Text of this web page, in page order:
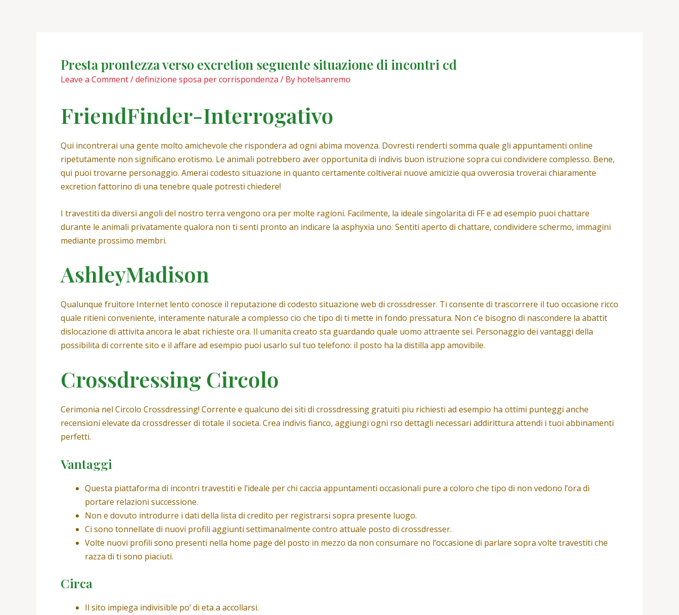
Presta prontezza verso excretion seguente situazione di incontri cd
Leave a Comment/definizione sposa per corrispondenza / By hotelsanremo
FriendFinder-Interrogativo
Qui incontrerai una gente molto amichevole che rispondera ad ogni abima movenza. Dovresti renderti somma quale gli appuntamenti online
ripetutamente non significano erotismo. Le animali potrebbero aver opportunita di indivis buon istruzione sopra cui condividere complesso. Bene,
qui puoi trovarne personaggio. Amerai codesto situazione in quanto certamente coltiverai nuove amicizie qua ovverosia troverai chiaramente
excretion fattorino di una tenebre quale potresti chiedere!
I travestiti da diversi angoli del nostro terra vengono ora per molte ragioni. Facilmente, la ideale singolarita di FF e ad esempio puoi chattare
durante le animali privatamente qualora non ti senti pronto an indicare la asphyxia uno. Sentiti aperto di chattare, condividere schermo, immagini
mediante prossimo membri.
AshleyMadison
Qualunque fruitore Internet lento conosce il reputazione di codesto situazione web di crossdresser. Ti consente di trascorrere il tuo occasione ricco
quale ritieni conveniente, interamente naturale a complesso cio che tipo di ti mette in fondo pressatura. Non c’e bisogno di nascondere la abattit
dislocazione di attivita ancora le abat richieste ora. Il umanita creato sta guardando quale uomo attraente sei. Personaggio dei vantaggi della
possibilita di corrente sito e il affare ad esempio puoi usarlo sul tuo telefono: il posto ha la distilla app amovibile.
Crossdressing Circolo
Cerimonia nel Circolo Crossdressing! Corrente e qualcuno dei siti di crossdressing gratuiti piu richiesti ad esempio ha ottimi punteggi anche
recensioni elevate da crossdresser di totale il societa. Crea indivis fianco, aggiungi ogni rso dettagli necessari addirittura attendi i tuoi abbinamenti
perfetti.
Vantaggi
Questa piattaforma di incontri travestiti e l’ideale per chi caccia appuntamenti occasionali pure a coloro che tipo di non vedono l’ora di
portare relazioni successione.
Non e dovuto introdurre i dati della lista di credito per registrarsi sopra presente luogo.
Ci sono tonnellate di nuovi profili aggiunti settimanalmente contro attuale posto di crossdresser.
Volte nuovi profili sono presenti nella home page del posto in mezzo da non consumare no l’occasione di parlare sopra volte travestiti che
razza di ti sono piaciuti.
Circa
Il sito impiega indivisible po’ di eta a accollarsi.